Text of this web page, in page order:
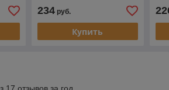
234руб.
Купить